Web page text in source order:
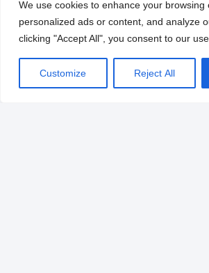
We use cookies to enhance your browsing
personalized ads or content, and analyze
clicking "Accept All", you consent to our
Customize Reject All
Asia Eropa